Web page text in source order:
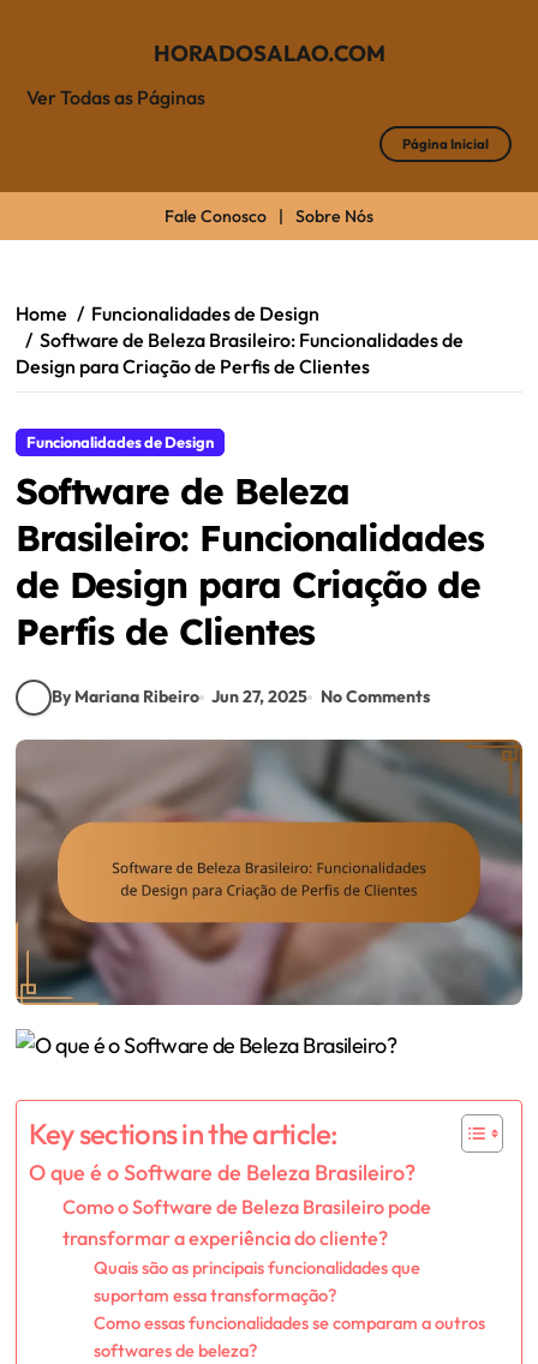
Ver Todas as Páginas
HORADOSALAO.COM
Página Inicial
Fale Conosco | Sobre Nós
content
Home
Funcionalidades de Design
Software de Beleza Brasileiro: Funcionalidades de
Design para Criação de Perfis de Clientes
Funcionalidades de Design
Software de Beleza
Brasileiro: Funcionalidades
de Design para Criação de
Perfis de Clientes
By Mariana Ribeiro Jun 27, 2025 No Comments
Key sections in the article:
O que é o Software de Beleza Brasileiro?
Como o Software de Beleza Brasileiro pode
transformar a experiência do cliente?
Quais são as principais funcionalidades que
suportam essa transformação?
Como essas funcionalidades se comparam a outros
softwares de beleza?